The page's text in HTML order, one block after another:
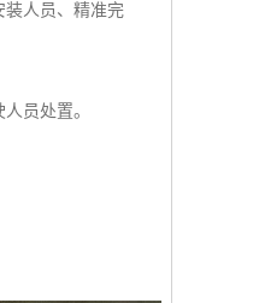
装人员、精准完
员处置。